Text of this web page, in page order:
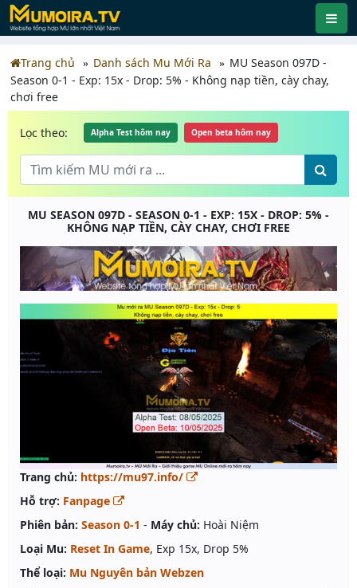
Trang chủ Danh sách Mu Mới Ra
MU Season 097D -
Season 0-1 - Exp: 15x - Drop: 5% - Không nạp tiền, cày chay,
chơi free
Lọc theo: Alpha Test hôm nay Open beta hôm nay
MU SEASON 097D - SEASON 0-1 - EXP: 15X - DROP: 5% -
KHÔNG NẠP TIỀN, CÀY CHAY, CHƠI FREE
Trang chủ: https://mu97.info/
Hỗ trợ: Fanpage
Phiên bản: Season 0-1 - Máy chủ: Hoài Niệm
Loại Mu: Reset In Game, Exp 15x, Drop 5%
Thể loại: Mu Nguyên bản Webzen